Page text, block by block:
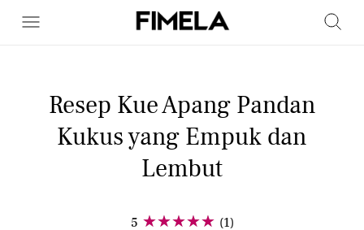
Resep Kue Apang Pandan
Kukus yang Empuk dan
Lembut
5 (1)